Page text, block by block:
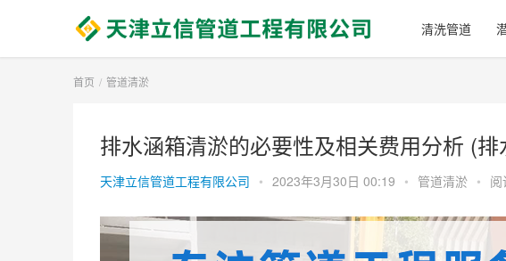
清洗管道
首页 管道清淤
排水涵箱清淤的必要性及相关费用分析 (
天津立信管道工程有限公司 • 2023年3月30日 00:19 • 管道清淤 • 阅